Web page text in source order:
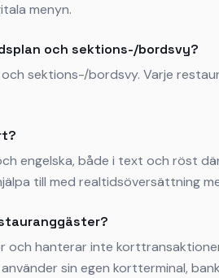
menyn.
och sektions-/bordsvy?
sektions-/bordsvy. Varje
engelska, både i text och röst
till med realtidsöversättning
och hanterar inte
sin egen kortterminal,